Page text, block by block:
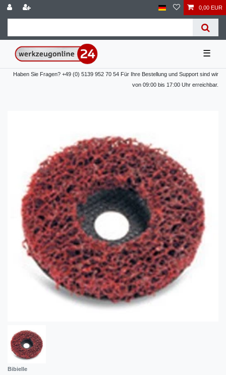
0,00 EUR
☰
Haben Sie Fragen? +49 (0) 5139 952 70 54 Für Ihre Bestellung und Support sind wir
von 09:00 bis 17:00 Uhr erreichbar.
Bibielle